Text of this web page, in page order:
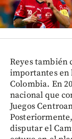
Reyes también
importantes en
Colombia. En
nacional que
Juegos
disputar el